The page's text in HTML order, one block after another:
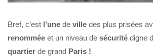
Bref, c’est l’une de ville des plus prisées
renommée et un niveau de sécurité digne
quartier de grand Paris !